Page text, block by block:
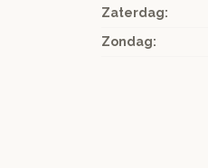
Zaterdag:
Zondag: